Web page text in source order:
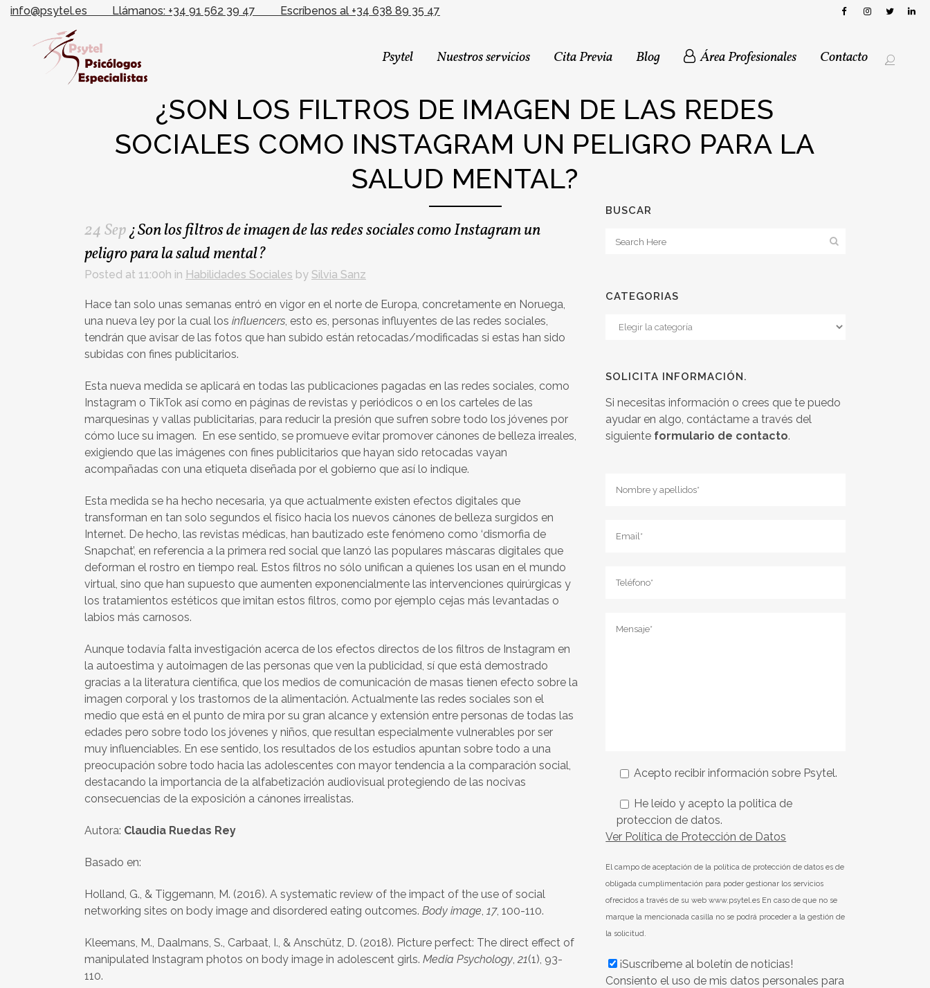
info@psytel.es Llámanos: +34 91 562 39 47 Escríbenos al +34 638 89 35 47
Psytel Nuestros servicios Cita Previa Blog Área Profesionales Contacto
¿SON LOS FILTROS DE IMAGEN DE LAS REDES
SOCIALES COMO INSTAGRAM UN PELIGRO PARA LA
SALUD MENTAL?
24 Sep¿Son los filtros de imagen de las redes sociales como Instagram un
peligro para la salud mental?
Posted at 11:00h in Habilidades Sociales by Silvia Sanz
Hace tan solo unas semanas entró en vigor en el norte de Europa, concretamente en Noruega,
una nueva ley por la cual los influencers, esto es, personas influyentes de las redes sociales,
tendrán que avisar de las fotos que han subido están retocadas/modificadas si estas han sido
subidas con fines publicitarios.
Esta nueva medida se aplicará en todas las publicaciones pagadas en las redes sociales, como
Instagram o TikTok así como en páginas de revistas y periódicos o en los carteles de las
marquesinas y vallas publicitarias, para reducir la presión que sufren sobre todo los jóvenes por
cómo luce su imagen. En ese sentido, se promueve evitar promover cánones de belleza irreales,
exigiendo que las imágenes con fines publicitarios que hayan sido retocadas vayan
acompañadas con una etiqueta diseñada por el gobierno que así lo indique.
Esta medida se ha hecho necesaria, ya que actualmente existen efectos digitales que
transforman en tan solo segundos el físico hacia los nuevos cánones de belleza surgidos en
Internet. De hecho, las revistas médicas, han bautizado este fenómeno como ‘dismorfia de
Snapchat’, en referencia a la primera red social que lanzó las populares máscaras digitales que
deforman el rostro en tiempo real. Estos filtros no sólo unifican a quienes los usan en el mundo
virtual, sino que han supuesto que aumenten exponencialmente las intervenciones quirúrgicas y
los tratamientos estéticos que imitan estos filtros, como por ejemplo cejas más levantadas o
labios más carnosos.
Aunque todavía falta investigación acerca de los efectos directos de los filtros de Instagram en
la autoestima y autoimagen de las personas que ven la publicidad, sí que está demostrado
gracias a la literatura científica, que los medios de comunicación de masas tienen efecto sobre la
imagen corporal y los trastornos de la alimentación. Actualmente las redes sociales son el
medio que está en el punto de mira por su gran alcance y extensión entre personas de todas las
edades pero sobre todo los jóvenes y niños, que resultan especialmente vulnerables por ser
muy influenciables. En ese sentido, los resultados de los estudios apuntan sobre todo a una
preocupación sobre todo hacia las adolescentes con mayor tendencia a la comparación social,
destacando la importancia de la alfabetización audiovisual protegiendo de las nocivas
consecuencias de la exposición a cánones irrealistas.
Autora: Claudia Ruedas Rey
Basado en:
Holland, G., & Tiggemann, M. (2016). A systematic review of the impact of the use of social
networking sites on body image and disordered eating outcomes. Body image, 17, 100-110.
Kleemans, M., Daalmans, S., Carbaat, I., & Anschütz, D. (2018). Picture perfect: The direct effect of
manipulated Instagram photos on body image in adolescent girls. Media Psychology, 21(1), 93-
110.
BUSCAR
CATEGORIAS
Categorias
SOLICITA INFORMACIÓN.
Si necesitas información o crees que te puedo
ayudar en algo, contáctame a través del
siguiente formulario de contacto.
Acepto recibir información sobre Psytel.
He leído y acepto la politica de
proteccion de datos.
Ver Política de Protección de Datos
El campo de aceptación de la política de protección de datos es de
obligada cumplimentación para poder gestionar los servicios
ofrecidos a través de su web www.psytel.es En caso de que no se
marque la mencionada casilla no se podrá proceder a la gestión de
la solicitud.
¡Suscríbeme al boletín de noticias!
Consiento el uso de mis datos personales para